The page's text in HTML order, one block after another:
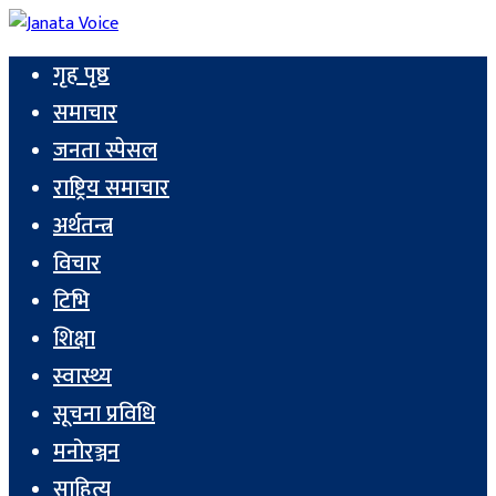
गृह पृष्ठ
समाचार
जनता स्पेसल
राष्ट्रिय समाचार
अर्थतन्त्र
विचार
टिभि
शिक्षा
स्वास्थ्य
सूचना प्रविधि
मनोरञ्जन